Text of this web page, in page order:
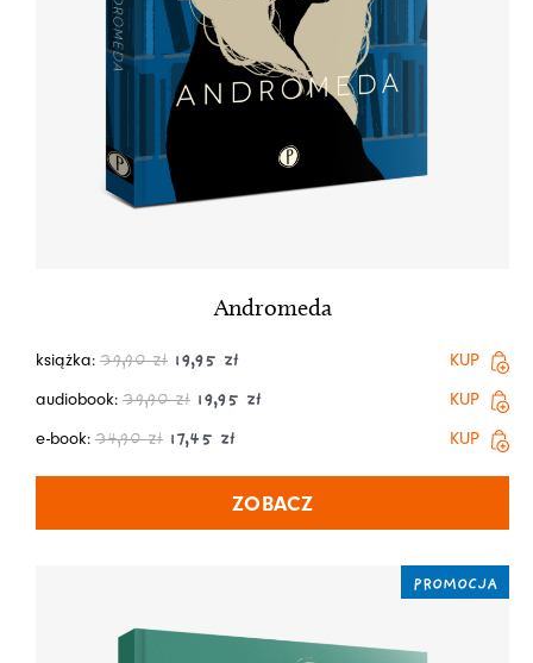
Andromeda
książka: 39,90zł 19,95 zł
KUP
audiobook: 39,90zł 19,95 zł
KUP
e-book: 34,90zł 17,45 zł KUP
ZOBACZ
PROMOCJA